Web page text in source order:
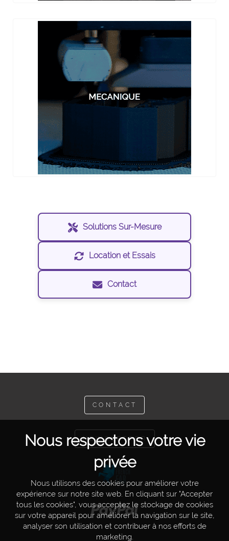
Nous respectons votre vie
privée
Nous utilisons des cookies pour améliorer votre
expérience sur notre site web. En cliquant sur "Accepter
tous les cookies", vous acceptez le stockage de cookies
sur votre appareil pour améliorer la navigation sur le site,
analyser son utilisation et contribuer à nos efforts de
marketing.
Solutions Sur-Mesure
Location et Essais
Contact
CONTACT
NEWSLETTER